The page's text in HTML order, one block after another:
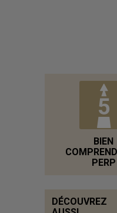
BIEN
PERP
DÉCOUVREZ